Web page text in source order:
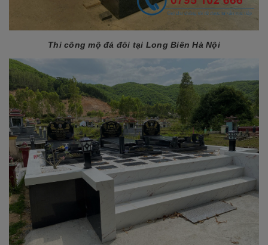
Thi công mộ đá đôi tại Long Biên Hà Nội